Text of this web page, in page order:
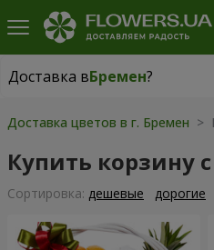
Доставка вБремен?
Доставка вБремен|
Доставка цветов в г. Бремен >
Купить корзину
Cортировка: дешевые дорогие